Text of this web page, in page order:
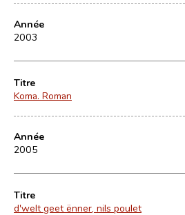
Année
2003
Titre
Koma. Roman
Année
2005
Titre
d'welt geet ënner, nils poulet